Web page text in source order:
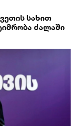
სახით
ძალაში